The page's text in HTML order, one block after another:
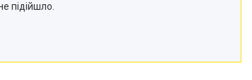
підійшло.